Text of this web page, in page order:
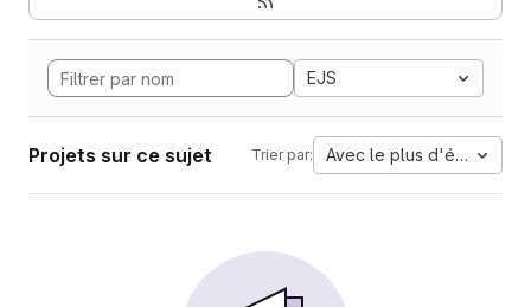
EJS
Projets sur ce sujet Trier par: Avec le plus d'étoiles